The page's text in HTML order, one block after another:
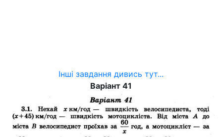
Інші завдання дивись тут...
Варіант 41